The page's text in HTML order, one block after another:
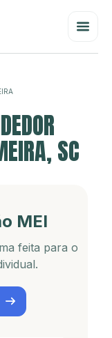
SC
MEI
feita para o